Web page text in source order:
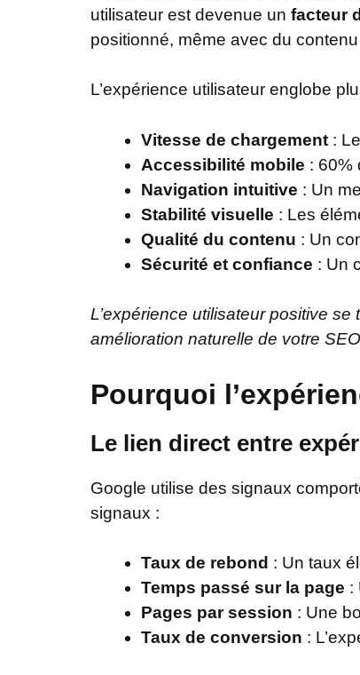
utilisateur est devenue un facteur
positionné, même avec du
L’expérience utilisateur englobe
Vitesse de chargement :
Accessibilité mobile : 60%
Navigation intuitive : Un
Stabilité visuelle : Les
Qualité du contenu : Un
Sécurité et confiance : Un
L’expérience utilisateur positive
amélioration naturelle de votre
Pourquoi
Le lien direct entre
Google utilise des signaux
signaux :
Taux de rebond : Un taux
Temps passé sur la page :
Pages par session : Une
Taux de conversion :